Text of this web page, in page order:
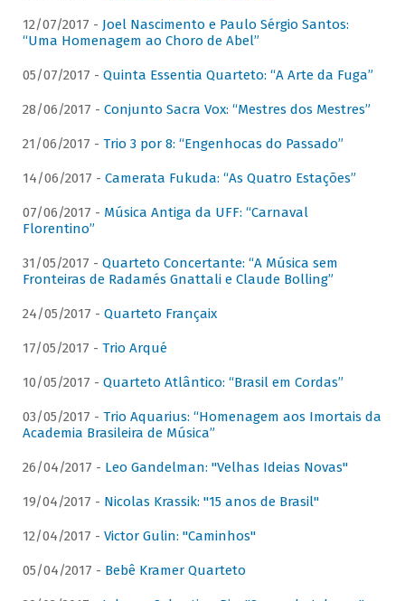
12/07/2017 - Joel Nascimento e Paulo Sérgio Santos:
“Uma Homenagem ao Choro de Abel”
05/07/2017 - Quinta Essentia Quarteto: “A Arte da Fuga”
28/06/2017 - Conjunto Sacra Vox: “Mestres dos Mestres”
21/06/2017 - Trio 3 por 8: “Engenhocas do Passado”
14/06/2017 - Camerata Fukuda: “As Quatro Estações”
07/06/2017 - Música Antiga da UFF: “Carnaval
Florentino”
31/05/2017 - Quarteto Concertante: “A Música sem
Fronteiras de Radamés Gnattali e Claude Bolling”
24/05/2017 - Quarteto Françaix
17/05/2017 - Trio Arqué
10/05/2017 - Quarteto Atlântico: “Brasil em Cordas”
03/05/2017 - Trio Aquarius: “Homenagem aos Imortais da
Academia Brasileira de Música”
26/04/2017 - Leo Gandelman: "Velhas Ideias Novas"
19/04/2017 - Nicolas Krassik: "15 anos de Brasil"
12/04/2017 - Victor Gulin: "Caminhos"
05/04/2017 - Bebê Kramer Quarteto